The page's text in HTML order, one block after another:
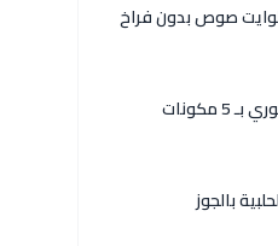
صوص بدون فراخ
مكونات
بالجوز